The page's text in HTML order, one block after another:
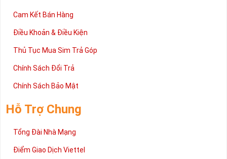
Cam Kết Bán Hàng
Điều Khoản & Điều Kiện
Thủ Tục Mua Sim Trả Góp
Chính Sách Đổi Trả
Chính Sách Bảo Mật
Hỗ Trợ Chung
Tổng Đài Nhà Mạng
Điểm Giao Dịch Viettel